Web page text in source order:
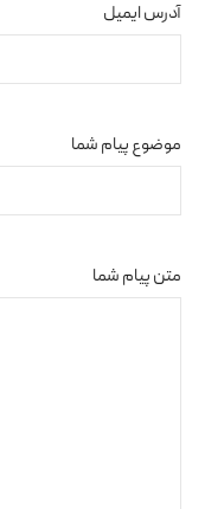
آدرس ایمیل
موضوع پیام شما
متن پیام شما